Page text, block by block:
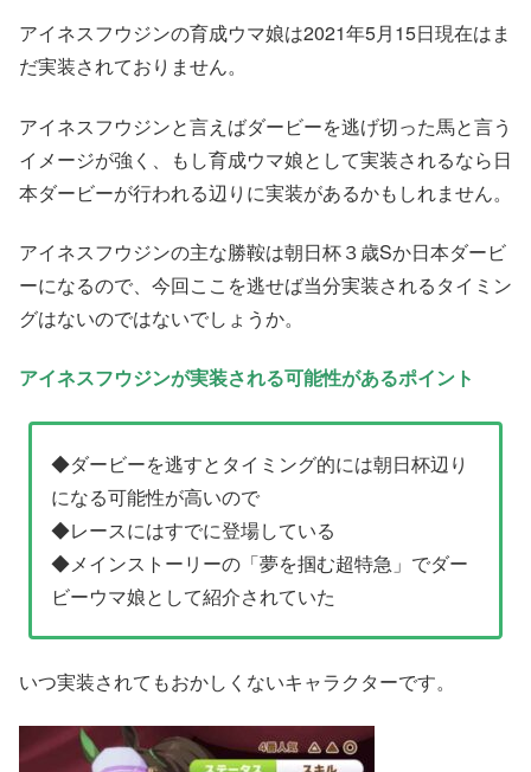
アイネスフウジンの育成ウマ娘は2021年5月15日現在はま
だ実装されておりません。
アイネスフウジンと言えばダービーを逃げ切った馬と言う
イメージが強く、もし育成ウマ娘として実装されるなら日
本ダービーが行われる辺りに実装があるかもしれません。
アイネスフウジンの主な勝鞍は朝日杯３歳Sか日本ダービ
ーになるので、今回ここを逃せば当分実装されるタイミン
グはないのではないでしょうか。
アイネスフウジンが実装される可能性があるポイント
◆ダービーを逃すとタイミング的には朝日杯辺り
になる可能性が高いので
◆レースにはすでに登場している
◆メインストーリーの「夢を掴む超特急」でダー
ビーウマ娘として紹介されていた
いつ実装されてもおかしくないキャラクターです。